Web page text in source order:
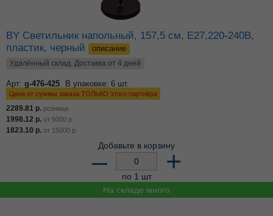
BY Светильник напольный, 157,5 см, E27,220-240В,
пластик, черный
описание
Удалённый склад. Доставка от 4 дней
Арт: g-476-425 В упаковке: 6 шт.
Цена от суммы заказа ТОЛЬКО этого партнёра
2289.81 р. розница
1998.12 р. от 5000 р.
1823.10 р. от 15000 р.
Добавьте в корзину
– +
по 1 шт
На складе много